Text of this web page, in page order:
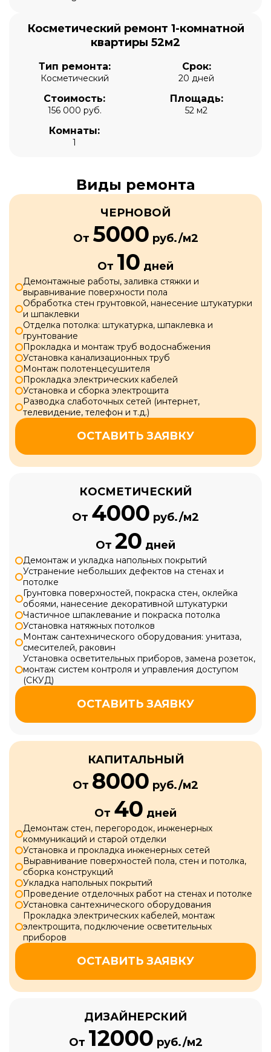
Косметический ремонт 1-комнатной
квартиры 52м2
Тип ремонта:
Косметический
Срок:
20 дней
Стоимость:
156 000 руб.
Площадь:
52 м2
Комнаты:
1
Виды ремонта
ЧЕРНОВОЙ
От 5000 руб./м2
От 10 дней
Демонтажные работы, заливка стяжки и
выравнивание поверхности пола
Обработка стен грунтовкой, нанесение штукатурки
и шпаклевки
Отделка потолка: штукатурка, шпаклевка и
грунтование
Прокладка и монтаж труб водоснабжения
Установка канализационных труб
Монтаж полотенцесушителя
Прокладка электрических кабелей
Установка и сборка электрощита
Разводка слаботочных сетей (интернет,
телевидение, телефон и т.д.)
ОСТАВИТЬ ЗАЯВКУ
КОСМЕТИЧЕСКИЙ
От 4000 руб./м2
От 20 дней
Демонтаж и укладка напольных покрытий
Устранение небольших дефектов на стенах и
потолке
Грунтовка поверхностей, покраска стен, оклейка
обоями, нанесение декоративной штукатурки
Частичное шпаклевание и покраска потолка
Установка натяжных потолков
Монтаж сантехнического оборудования: унитаза,
смесителей, раковин
Установка осветительных приборов, замена розеток,
монтаж систем контроля и управления доступом
(СКУД)
ОСТАВИТЬ ЗАЯВКУ
КАПИТАЛЬНЫЙ
От 8000 руб./м2
От 40 дней
Демонтаж стен, перегородок, инженерных
коммуникаций и старой отделки
Установка и прокладка инженерных сетей
Выравнивание поверхностей пола, стен и потолка,
сборка конструкций
Укладка напольных покрытий
Проведение отделочных работ на стенах и потолке
Установка сантехнического оборудования
Прокладка электрических кабелей, монтаж
электрощита, подключение осветительных
приборов
ОСТАВИТЬ ЗАЯВКУ
ДИЗАЙНЕРСКИЙ
От 12000 руб./м2